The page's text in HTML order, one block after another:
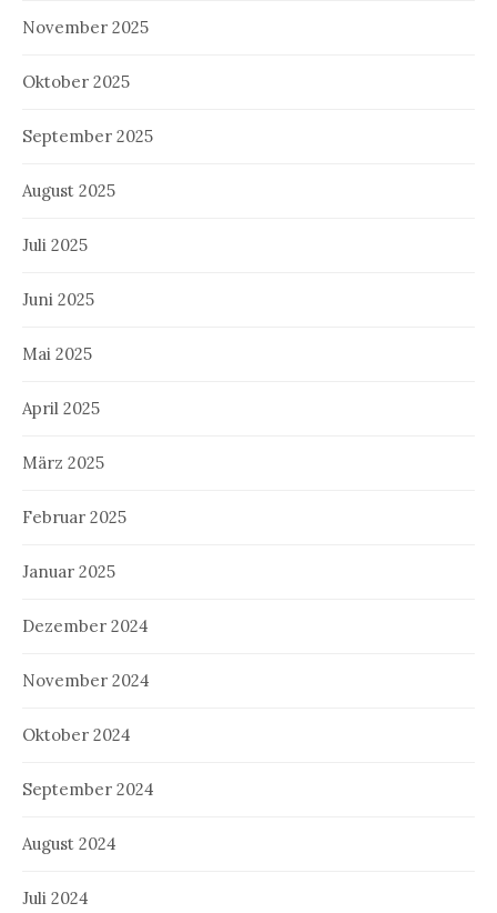
November 2025
Oktober 2025
September 2025
August 2025
Juli 2025
Juni 2025
Mai 2025
April 2025
März 2025
Februar 2025
Januar 2025
Dezember 2024
November 2024
Oktober 2024
September 2024
August 2024
Juli 2024